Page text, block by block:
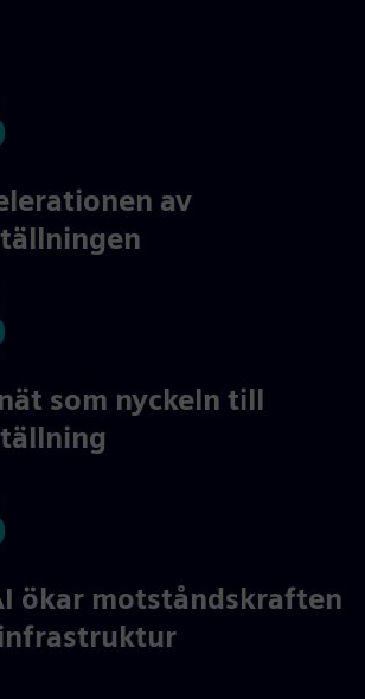
av
som nyckeln till
ökar motståndskraften